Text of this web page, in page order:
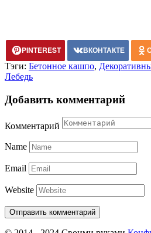
PINTEREST ВКОНТАКТЕ
Тэги: Бетонное кашпо,
Лебедь
Добавить комментарий
Комментарий
Name
Email
Website